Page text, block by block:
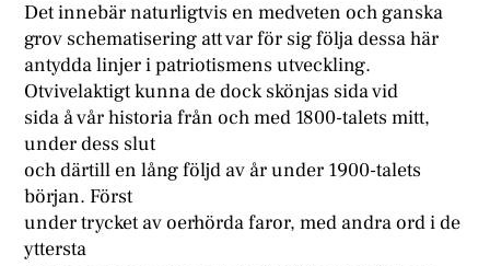
Det innebär naturligtvis en medveten och ganska
grov schematisering att var för sig följa dessa här
antydda linjer i patriotismens utveckling.
Otvivelaktigt kunna de dock skönjas sida vid
sida å vår historia från och med 1800-talets mitt,
under dess slut
och därtill en lång följd av år under 1900-talets
början. Först
under trycket av oerhörda faror, med andra ord i de
yttersta